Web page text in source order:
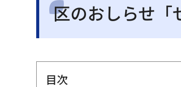
区のおしらせ「
目次